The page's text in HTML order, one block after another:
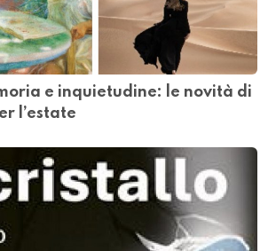
e inquietudine: le novità di
l’estate